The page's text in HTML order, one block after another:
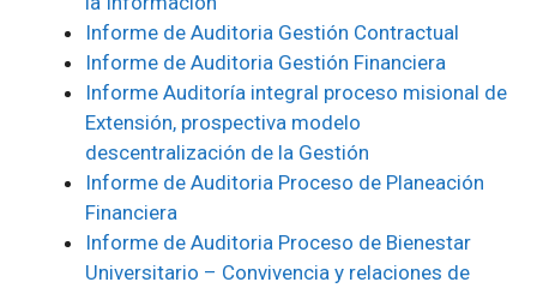
Informe de Auditoria Gestión Contractual
Informe de Auditoria Gestión Financiera
Informe Auditoría integral proceso misional de
Extensión, prospectiva modelo
descentralización de la Gestión
Informe de Auditoria Proceso de Planeación
Financiera
Informe de Auditoria Proceso de Bienestar
Universitario – Convivencia y relaciones de